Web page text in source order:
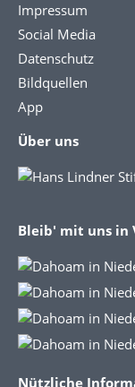
Impressum
Social Media
Datenschutz
Bildquellen
App
Über uns
Bleib' mit uns in
Nützliche